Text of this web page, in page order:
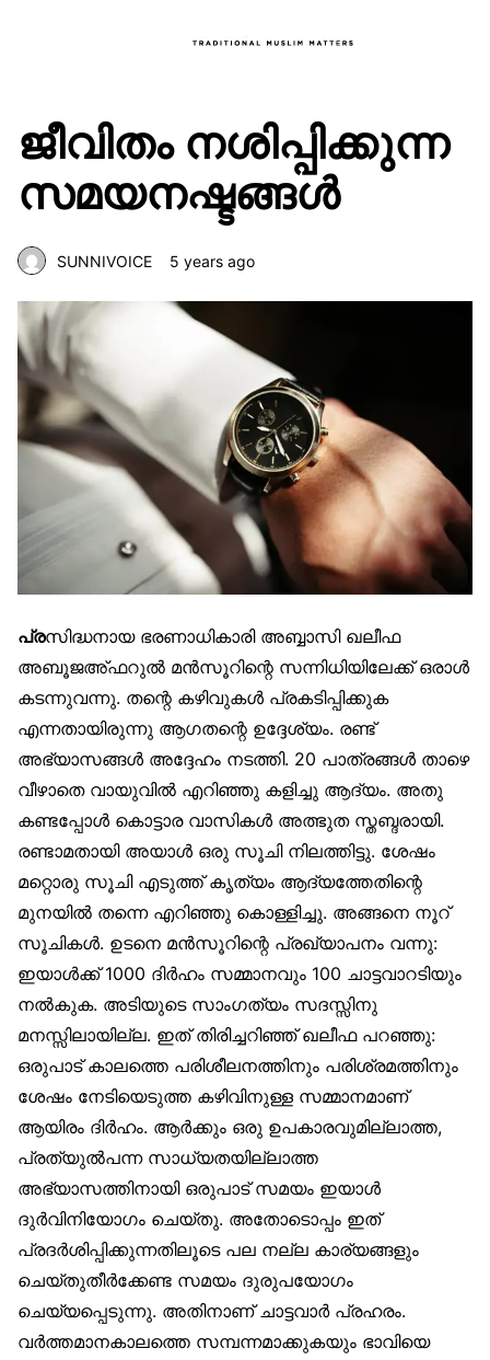
ജീവിതം നശിപ്പിക്കുന്ന
സമയനഷ്ടങ്ങൾ
SUNNIVOICE 5 years ago
പ്രസിദ്ധനായ ഭരണാധികാരി അബ്ബാസി ഖലീഫ
അബൂജഅ്ഫറുൽ മൻസൂറിന്റെ സന്നിധിയിലേക്ക് ഒരാൾ
കടന്നുവന്നു. തന്റെ കഴിവുകൾ പ്രകടിപ്പിക്കുക
എന്നതായിരുന്നു ആഗതന്റെ ഉദ്ദേശ്യം. രണ്ട്
അഭ്യാസങ്ങൾ അദ്ദേഹം നടത്തി. 20 പാത്രങ്ങൾ താഴെ
വീഴാതെ വായുവിൽ എറിഞ്ഞു കളിച്ചു ആദ്യം. അതു
കണ്ടപ്പോൾ കൊട്ടാര വാസികൾ അത്ഭുത സ്തബ്ദരായി.
രണ്ടാമതായി അയാൾ ഒരു സൂചി നിലത്തിട്ടു. ശേഷം
മറ്റൊരു സൂചി എടുത്ത് കൃത്യം ആദ്യത്തേതിന്റെ
മുനയിൽ തന്നെ എറിഞ്ഞു കൊള്ളിച്ചു. അങ്ങനെ നൂറ്
സൂചികൾ. ഉടനെ മൻസൂറിന്റെ പ്രഖ്യാപനം വന്നു:
ഇയാൾക്ക് 1000 ദിർഹം സമ്മാനവും 100 ചാട്ടവാറടിയും
നൽകുക. അടിയുടെ സാംഗത്യം സദസ്സിനു
മനസ്സിലായില്ല. ഇത് തിരിച്ചറിഞ്ഞ് ഖലീഫ പറഞ്ഞു:
ഒരുപാട് കാലത്തെ പരിശീലനത്തിനും പരിശ്രമത്തിനും
ശേഷം നേടിയെടുത്ത കഴിവിനുള്ള സമ്മാനമാണ്
ആയിരം ദിർഹം. ആർക്കും ഒരു ഉപകാരവുമില്ലാത്ത,
പ്രത്യുൽപന്ന സാധ്യതയില്ലാത്ത
അഭ്യാസത്തിനായി ഒരുപാട് സമയം ഇയാൾ
ദുർവിനിയോഗം ചെയ്തു. അതോടൊപ്പം ഇത്
പ്രദർശിപ്പിക്കുന്നതിലൂടെ പല നല്ല കാര്യങ്ങളും
ചെയ്തുതീർക്കേണ്ട സമയം ദുരുപയോഗം
ചെയ്യപ്പെടുന്നു. അതിനാണ് ചാട്ടവാർ പ്രഹരം.
വർത്തമാനകാലത്തെ സമ്പന്നമാക്കുകയും ഭാവിയെ